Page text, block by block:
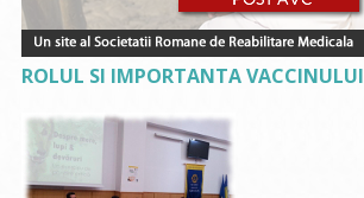
ROLUL SI IMPORTANTA VACCINULUI